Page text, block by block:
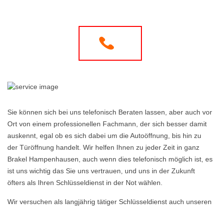
Sie können sich bei uns telefonisch Beraten lassen, aber auch vor
Ort von einem professionellen Fachmann, der sich besser damit
auskennt, egal ob es sich dabei um die Autoöffnung, bis hin zu
der Türöffnung handelt. Wir helfen Ihnen zu jeder Zeit in ganz
Brakel Hampenhausen, auch wenn dies telefonisch möglich ist, es
ist uns wichtig das Sie uns vertrauen, und uns in der Zukunft
öfters als Ihren Schlüsseldienst in der Not wählen.
Wir versuchen als langjährig tätiger Schlüsseldienst auch unseren